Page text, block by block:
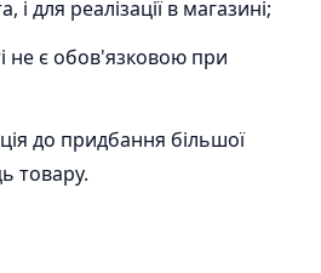
і для реалізації в магазині;
не є обов'язковою при
до придбання більшої
товару.